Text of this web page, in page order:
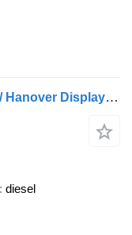
IVECO Crossway 12m Line Pro HV / Hanover Display / 3-point seatbelts /
diesel